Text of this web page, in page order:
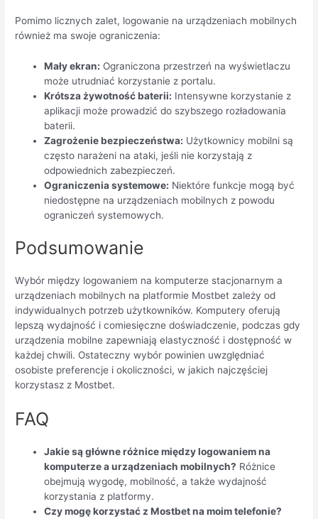
Pomimo licznych zalet, logowanie na urządzeniach mobilnych
również ma swoje ograniczenia:
Mały ekran: Ograniczona przestrzeń na wyświetlaczu
może utrudniać korzystanie z portalu.
Krótsza żywotność baterii: Intensywne korzystanie z
aplikacji może prowadzić do szybszego rozładowania
baterii.
Zagrożenie bezpieczeństwa: Użytkownicy mobilni są
często narażeni na ataki, jeśli nie korzystają z
odpowiednich zabezpieczeń.
Ograniczenia systemowe: Niektóre funkcje mogą być
niedostępne na urządzeniach mobilnych z powodu
ograniczeń systemowych.
Podsumowanie
Wybór między logowaniem na komputerze stacjonarnym a
urządzeniach mobilnych na platformie Mostbet zależy od
indywidualnych potrzeb użytkowników. Komputery oferują
lepszą wydajność i comiesięczne doświadczenie, podczas gdy
urządzenia mobilne zapewniają elastyczność i dostępność w
każdej chwili. Ostateczny wybór powinien uwzględniać
osobiste preferencje i okoliczności, w jakich najczęściej
korzystasz z Mostbet.
FAQ
Jakie są główne różnice między logowaniem na
komputerze a urządzeniach mobilnych? Różnice
obejmują wygodę, mobilność, a także wydajność
korzystania z platformy.
Czy mogę korzystać z Mostbet na moim telefonie?